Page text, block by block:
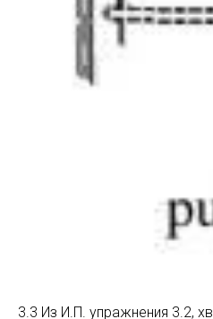
3.3 Из И.П. упражнения 3.2,